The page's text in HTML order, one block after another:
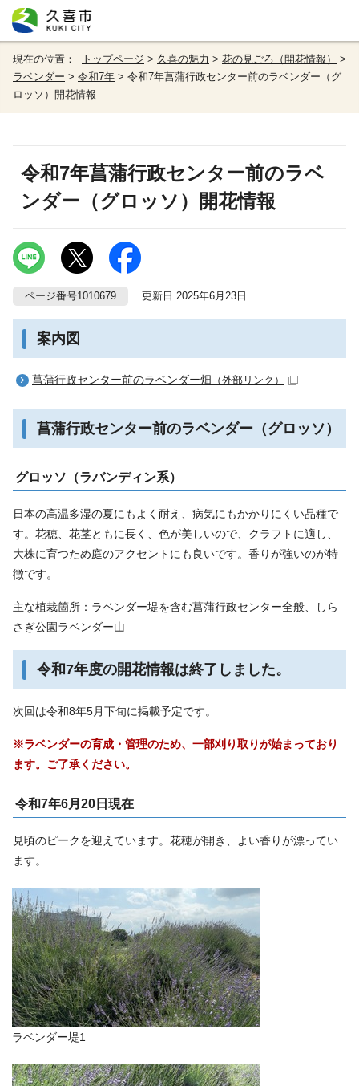
現在の位置： トップページ > 久喜の魅力 > 花の見ごろ（開花情報）
>
ラベンダー > 令和7年 > 令和7年菖蒲行政センター前のラベンダー（グ
ロッソ）開花情報
令和7年菖蒲行政センター前のラベ
ンダー（グロッソ）開花情報
ページ番号1010679 更新日 2025年6月23日
案内図
菖蒲行政センター前のラベンダー畑 （外部リンク）
菖蒲行政センター前のラベンダー（グロッソ）
グロッソ（ラバンディン系）
日本の高温多湿の夏にもよく耐え、病気にもかかりにくい品種で
す。花穂、花茎ともに長く、色が美しいので、クラフトに適し、
大株に育つため庭のアクセントにも良いです。香りが強いのが特
徴です。
主な植栽箇所：ラベンダー堤を含む菖蒲行政センター全般、しら
さぎ公園ラベンダー山
令和7年度の開花情報は終了しました。
次回は令和8年5月下旬に掲載予定です。
※ラベンダーの育成・管理のため、一部刈り取りが始まっており
ます。ご了承ください。
令和7年6月20日現在
見頃のピークを迎えています。花穂が開き、よい香りが漂ってい
ます。
ラベンダー堤1